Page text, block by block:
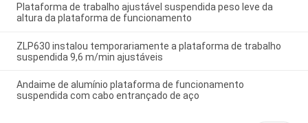
Plataforma de trabalho ajustável suspendida peso leve da
altura da plataforma de funcionamento
ZLP630 instalou temporariamente a plataforma de trabalho
suspendida 9,6 m/min ajustáveis
Andaime de alumínio plataforma de funcionamento
suspendida com cabo entrançado de aço